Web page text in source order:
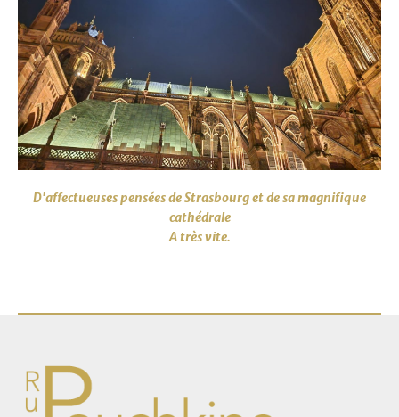
D'affectueuses pensées de Strasbourget de sa magnifique
cathédrale
A très vite.